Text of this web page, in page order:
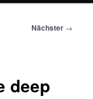
Nächster →
deep